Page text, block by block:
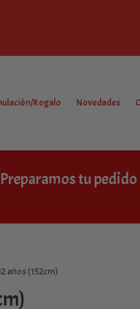
Regalo Novedades
tu pedido
años (152cm)